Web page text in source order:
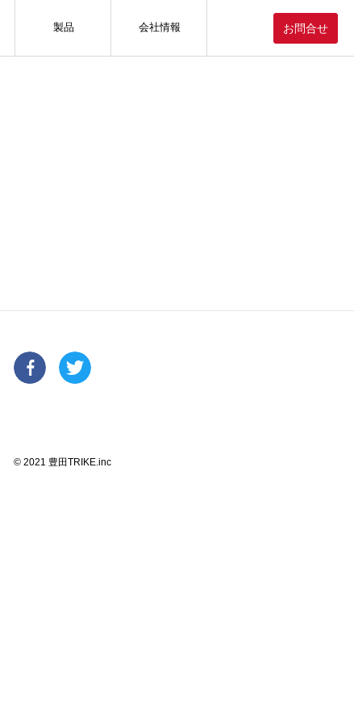
© 2021 豊田TRIKE.inc
製品 会社情報 お問合せ